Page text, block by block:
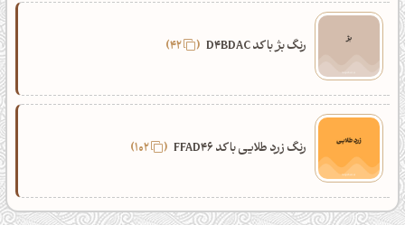
رنگ بژ با کد D4BDAC 42
رنگ زرد طلایی با کد FFAD46 102